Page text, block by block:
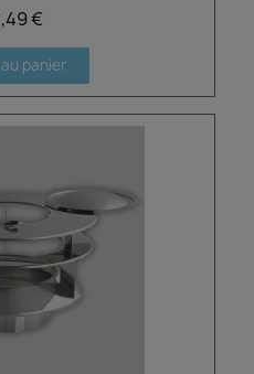
€
panier